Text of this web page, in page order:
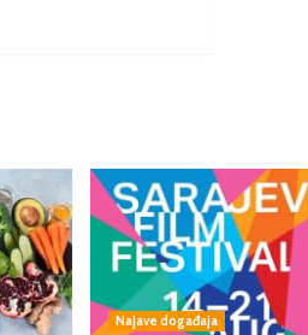
Najave događaja